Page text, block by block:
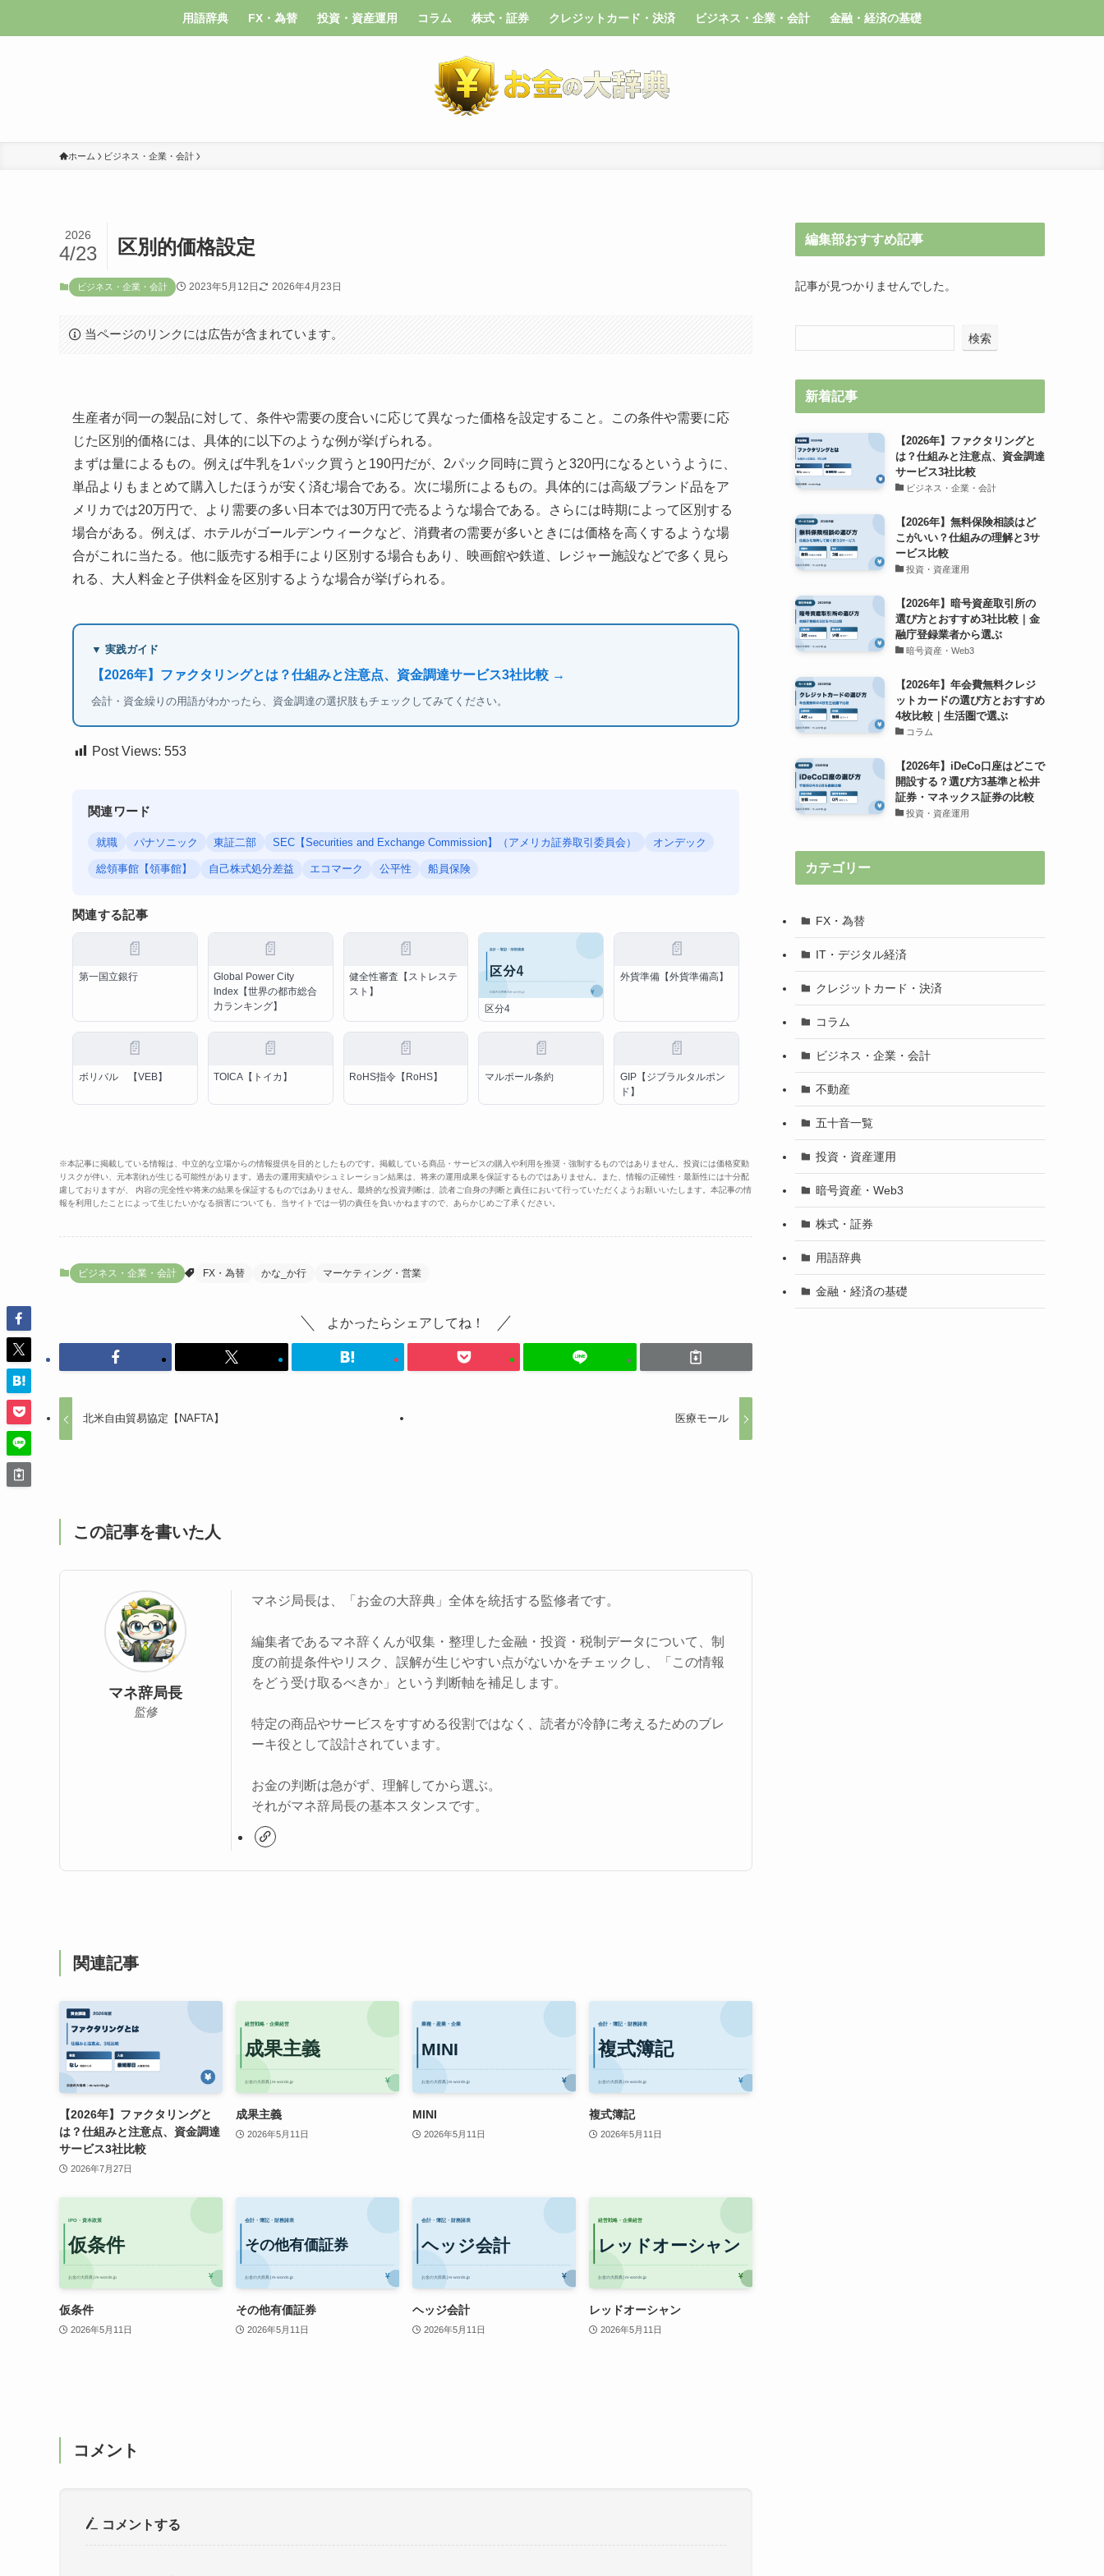
用語辞典 FX・為替 投資・資産運用 コラム 株式・証券 クレジットカード・決済 ビジネス・企業・会計 金融・経済の基礎
ホーム ビジネス・企業・会計
区別的価格設定
2026
4/23
ビジネス・企業・会計 2023年5月12日 2026年4月23日
当ページのリンクには広告が含まれています。
生産者が同一の製品に対して、条件や需要の度合いに応じて異なった価格を設定すること。この条件や需要に応
じた区別的価格には、具体的に以下のような例が挙げられる。
まずは量によるもの。例えば牛乳を1パック買うと190円だが、2パック同時に買うと320円になるというように、
単品よりもまとめて購入したほうが安く済む場合である。次に場所によるもの。具体的には高級ブランド品をア
メリカでは20万円で、より需要の多い日本では30万円で売るような場合である。さらには時期によって区別する
場合がある。例えば、ホテルがゴールデンウィークなど、消費者の需要が多いときには価格を高くするような場
合がこれに当たる。他に販売する相手により区別する場合もあり、映画館や鉄道、レジャー施設などで多く見ら
れる、大人料金と子供料金を区別するような場合が挙げられる。
▼ 実践ガイド
【2026年】ファクタリングとは？仕組みと注意点、資金調達サービス3社比較 →
会計・資金繰りの用語がわかったら、資金調達の選択肢もチェックしてみてください。
Post Views: 553
関連ワード
就職 パナソニック 東証二部 SEC【Securities and Exchange Commission】（アメリカ証券取引委員会） オンデック
総領事館【領事館】 自己株式処分差益 エコマーク 公平性 船員保険
関連する記事
📄
第一国立銀行
📄
Global Power City
Index【世界の都市総合
力ランキング】
📄
健全性審査【ストレステ
スト】
区分4
📄
外貨準備【外貨準備高】
📄
ボリバル 【VEB】
📄
TOICA【トイカ】
📄
RoHS指令【RoHS】
📄
マルポール条約
📄
GIP【ジブラルタルポン
ド】
※本記事に掲載している情報は、中立的な立場からの情報提供を目的としたものです。掲載している商品・サービスの購入や利用を推奨・強制するものではありません。投資には価格変動
リスクが伴い、元本割れが生じる可能性があります。過去の運用実績やシュミレーション結果は、将来の運用成果を保証するものではありません。また、情報の正確性・最新性には十分配
慮しておりますが、 内容の完全性や将来の結果を保証するものではありません。最終的な投資判断は、読者ご自身の判断と責任において行っていただくようお願いいたします。本記事の情
報を利用したことによって生じたいかなる損害についても、当サイトでは一切の責任を負いかねますので、あらかじめご了承ください。
ビジネス・企業・会計 FX・為替 かな_か行 マーケティング・営業
よかったらシェアしてね！
北米自由貿易協定【NAFTA】 医療モール
この記事を書いた人
マネ辞局長
監修
マネジ局長は、「お金の大辞典」全体を統括する監修者です。
編集者であるマネ辞くんが収集・整理した金融・投資・税制データについて、制
度の前提条件やリスク、誤解が生じやすい点がないかをチェックし、「この情報
をどう受け取るべきか」という判断軸を補足します。
特定の商品やサービスをすすめる役割ではなく、読者が冷静に考えるためのブレ
ーキ役として設計されています。
お金の判断は急がず、理解してから選ぶ。
それがマネ辞局長の基本スタンスです。
関連記事
【2026年】ファクタリングと
は？仕組みと注意点、資金調達
サービス3社比較
2026年7月27日
成果主義
2026年5月11日
MINI
2026年5月11日
複式簿記
2026年5月11日
仮条件
2026年5月11日
その他有価証券
2026年5月11日
ヘッジ会計
2026年5月11日
レッドオーシャン
2026年5月11日
コメント
コメントする
編集部おすすめ記事
記事が見つかりませんでした。
検索
新着記事
【2026年】ファクタリングと
は？仕組みと注意点、資金調達
サービス3社比較
ビジネス・企業・会計
【2026年】無料保険相談はど
こがいい？仕組みの理解と3サ
ービス比較
投資・資産運用
【2026年】暗号資産取引所の
選び方とおすすめ3社比較｜金
融庁登録業者から選ぶ
暗号資産・Web3
【2026年】年会費無料クレジ
ットカードの選び方とおすすめ
4枚比較｜生活圏で選ぶ
コラム
【2026年】iDeCo口座はどこで
開設する？選び方3基準と松井
証券・マネックス証券の比較
投資・資産運用
カテゴリー
FX・為替
IT・デジタル経済
クレジットカード・決済
コラム
ビジネス・企業・会計
不動産
五十音一覧
投資・資産運用
暗号資産・Web3
株式・証券
用語辞典
金融・経済の基礎